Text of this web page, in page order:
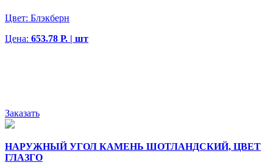
Цвет: Блэкберн
Цена: 653.78 Р. | шт
Заказать
НАРУЖНЫЙ УГОЛ КАМЕНЬ ШОТЛАНДСКИЙ, ЦВЕТ
ГЛАЗГО